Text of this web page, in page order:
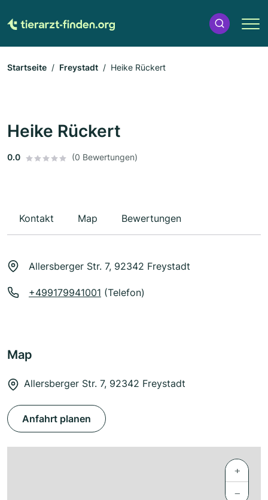
Startseite Freystadt Heike Rückert
Heike Rückert
0.0 (0 Bewertungen)
Kontakt Map Bewertungen
Allersberger Str. 7, 92342 Freystadt
+499179941001 (Telefon)
Map
Allersberger Str. 7, 92342 Freystadt
Anfahrt planen
+
−